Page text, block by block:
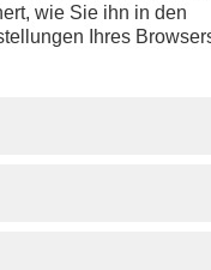
wie Sie ihn in den
Ihres